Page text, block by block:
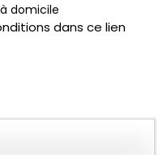
domicile
dans ce lien